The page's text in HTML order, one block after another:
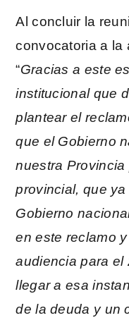
Al concluir la
convocatoria a la
“Gracias a este
institucional que
plantear el
que el Gobierno
nuestra
provincial, que
Gobierno
en este reclamo
audiencia para el
llegar a esa
de la deuda y un